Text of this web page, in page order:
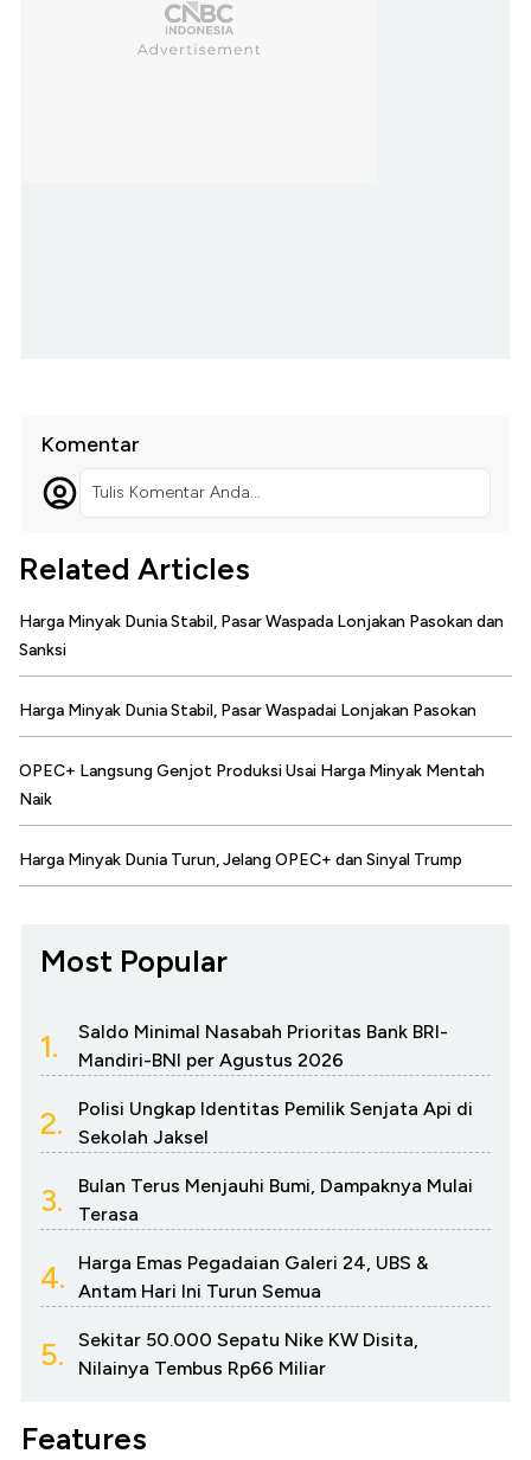
Komentar
Tulis Komentar Anda...
Related Articles
Harga Minyak Dunia Stabil, Pasar Waspada Lonjakan Pasokan dan
Sanksi
Harga Minyak Dunia Stabil, Pasar Waspadai Lonjakan Pasokan
OPEC+ Langsung Genjot Produksi Usai Harga Minyak Mentah
Naik
Harga Minyak Dunia Turun, Jelang OPEC+ dan Sinyal Trump
Most Popular
1.
Saldo Minimal Nasabah Prioritas Bank BRI-
Mandiri-BNI per Agustus 2026
2.
Polisi Ungkap Identitas Pemilik Senjata Api di
Sekolah Jaksel
3.
Bulan Terus Menjauhi Bumi, Dampaknya Mulai
Terasa
4.
Harga Emas Pegadaian Galeri 24, UBS &
Antam Hari Ini Turun Semua
5.
Sekitar 50.000 Sepatu Nike KW Disita,
Nilainya Tembus Rp66 Miliar
Features